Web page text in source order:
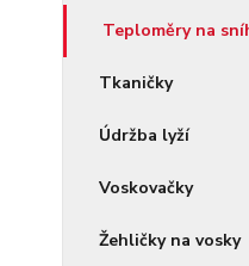
Teploměry na
Tkaničky
Údržba lyží
Voskovačky
Žehličky na vosky